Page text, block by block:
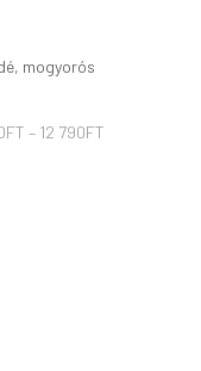
mogyorós
FT – 12 790FT